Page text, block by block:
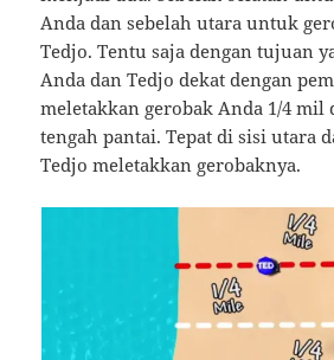
Anda dan sebelah utara untuk
Tedjo. Tentu saja dengan tujuan
Anda dan Tedjo dekat dengan
meletakkan gerobak Anda 1/4 mil
tengah pantai. Tepat di sisi utara
Tedjo meletakkan gerobaknya.